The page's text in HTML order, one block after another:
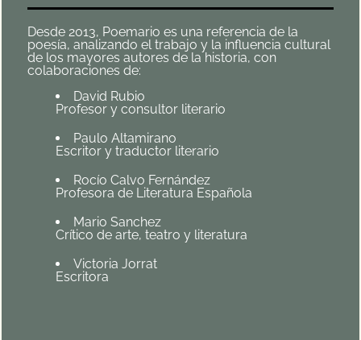
Desde 2013, Poemario es una referencia de la
poesía, analizando el trabajo y la influencia cultural
de los mayores autores de la historia, con
colaboraciones de:
David Rubio
Profesor y consultor literario
Paulo Altamirano
Escritor y traductor literario
Rocío Calvo Fernández
Profesora de Literatura Española
Mario Sanchez
Crítico de arte, teatro y literatura
Victoria Jorrat
Escritora